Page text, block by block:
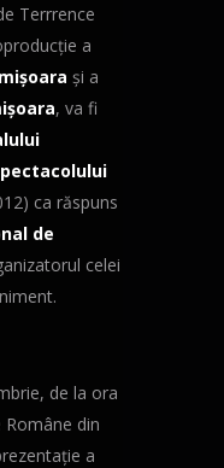
Terrrence
a
şi a
, va fi
ca răspuns
de
celei
de la ora
din
a